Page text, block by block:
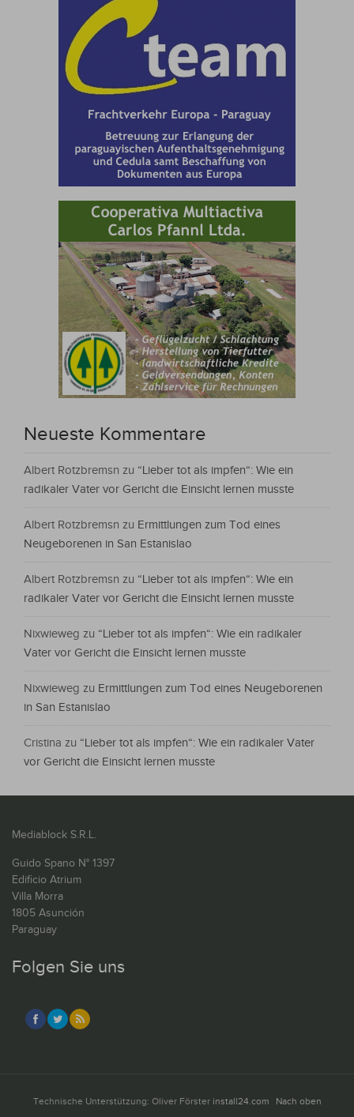
Neueste Kommentare
Albert Rotzbremsn zu “Lieber tot als impfen“: Wie ein
radikaler Vater vor Gericht die Einsicht lernen musste
Albert Rotzbremsn zu Ermittlungen zum Tod eines
Neugeborenen in San Estanislao
Albert Rotzbremsn zu “Lieber tot als impfen“: Wie ein
radikaler Vater vor Gericht die Einsicht lernen musste
Nixwieweg zu “Lieber tot als impfen“: Wie ein radikaler
Vater vor Gericht die Einsicht lernen musste
Nixwieweg zu Ermittlungen zum Tod eines Neugeborenen
in San Estanislao
Cristina zu “Lieber tot als impfen“: Wie ein radikaler Vater
vor Gericht die Einsicht lernen musste
Mediablock S.R.L.
Guido Spano N° 1397
Edificio Atrium
Villa Morra
1805 Asunción
Paraguay
Folgen Sie uns
Technische Unterstützung: Oliver Förster install24.com Nach oben